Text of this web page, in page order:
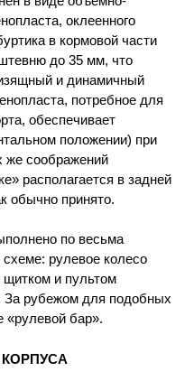
оклеенного
в кормовой части
до 35 мм, что
и динамичный
потребное для
обеспечивает
положении) при
же соображений
располагается в задней
обычно принято.
по весьма
рулевое колесо
и пультом
За рубежом для подобных
«рулевой бар».